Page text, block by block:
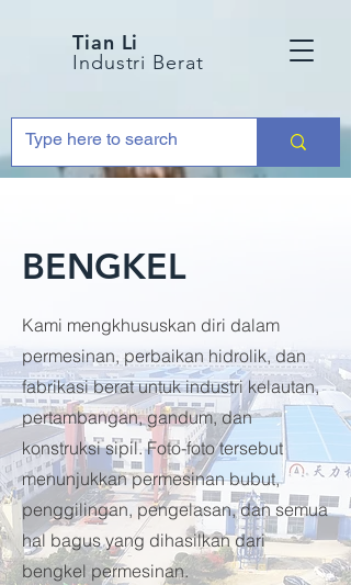
Tian Li
Industri Berat
BENGKEL
Kami mengkhususkan diri dalam
permesinan, perbaikan hidrolik, dan
fabrikasi berat untuk industri kelautan,
pertambangan, gandum, dan
konstruksi sipil. Foto-foto tersebut
menunjukkan permesinan bubut,
penggilingan, pengelasan, dan semua
hal bagus yang dihasilkan dari
bengkel permesinan.